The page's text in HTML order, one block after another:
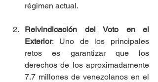
régimen actual.
Reivindicación del Voto en el
Exterior: Uno de los principales
retos es garantizar que los
derechos de los aproximadamente
7.7 millones de venezolanos en el